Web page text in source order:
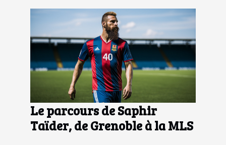
Le parcours de Saphir
Taïder, de Grenoble à la MLS